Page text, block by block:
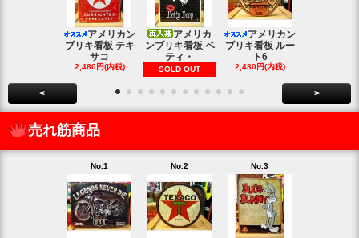
アメリカン
ブリキ看板 テキ
サコ
2,480円(内税)
アメリカ
ンブリキ看板 ベ
ティ・
SOLD OUT
アメリカン
ブリキ看板 ルー
ト6
2,480円(内税)
< >
売れ筋商品
No.1 No.2 No.3